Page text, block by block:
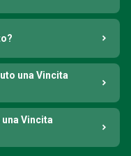
una Vincita
Vincita